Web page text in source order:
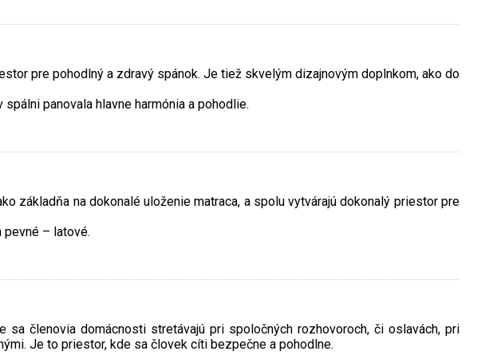
pre pohodlný a zdravý spánok. Je tiež skvelým dizajnovým doplnkom, ako do
panovala hlavne harmónia a pohodlie.
základňa na dokonalé uloženie matraca, a spolu vytvárajú dokonalý priestor pre
pevné – latové.
členovia domácnosti stretávajú pri spoločných rozhovoroch, či oslavách, pri
Je to priestor, kde sa človek cíti bezpečne a pohodlne.